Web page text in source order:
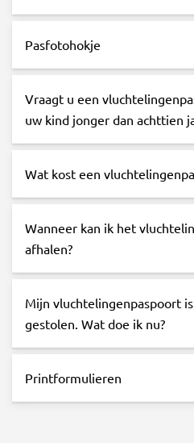
Pasfotohokje
Vraagt u een
uw kind jonger dan achttien
Wat kost een
Wanneer kan ik het
afhalen?
Mijn vluchtelingenpaspoort
gestolen. Wat doe ik nu?
Printformulieren